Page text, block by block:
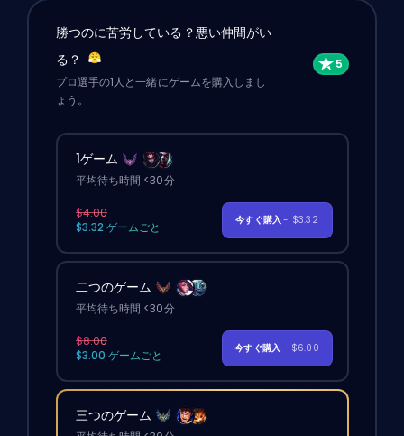
勝つのに苦労している？悪い仲間がい
る？
プロ選手の1人と一緒にゲームを購入しまし
ょう。
1ゲーム
平均待ち時間 <30分
$4.00
$3.32 ゲームごと
今すぐ購入- $3.32
二つのゲーム
平均待ち時間 <30分
$8.00
$3.00 ゲームごと
今すぐ購入- $6.00
三つのゲーム